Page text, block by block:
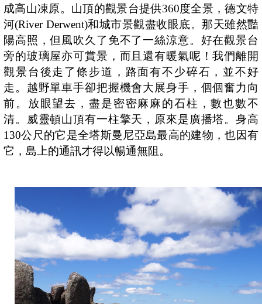
成高山凍原。山頂的觀景台提供360度全景，德文特
河(River Derwent)和城市景觀盡收眼底。那天雖然豔
陽高照，但風吹久了免不了一絲涼意。好在觀景台
旁的玻璃屋亦可賞景，而且還有暖氣呢！我們離開
觀景台後走了條步道，路面有不少碎石，並不好
走。越野單車手卻把握機會大展身手，個個奮力向
前。放眼望去，盡是密密麻麻的石柱，數也數不
清。威靈頓山頂有一柱擎天，原來是廣播塔。身高
130公尺的它是全塔斯曼尼亞島最高的建物，也因有
它，島上的通訊才得以暢通無阻。